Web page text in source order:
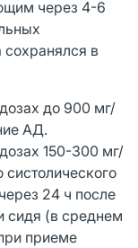
через 4-6
сохранялся в
до 900 мг/
АД.
150-300 мг/
24 ч после
сидя (в среднем
приеме